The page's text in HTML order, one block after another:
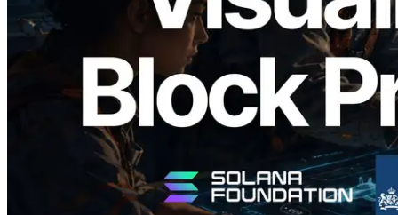
production de bloc par slot et des
validateurs assignés